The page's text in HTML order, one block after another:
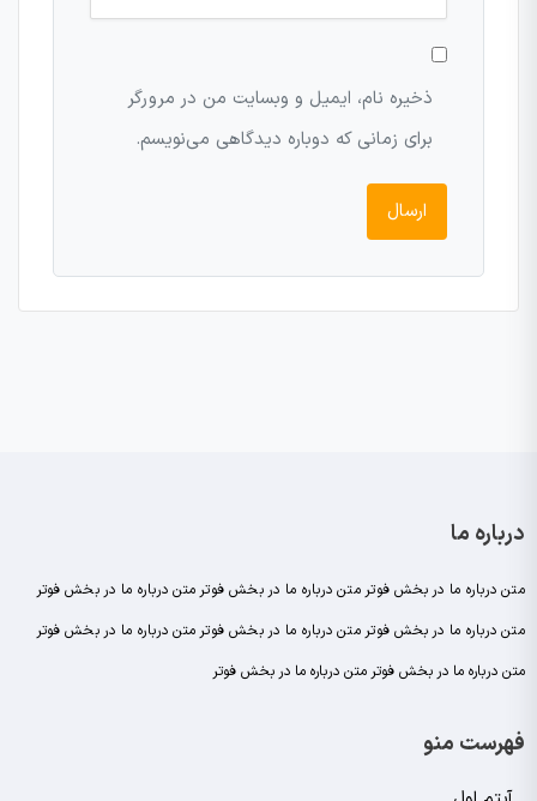
ذخیره نام، ایمیل و وبسایت من در مرورگر
برای زمانی که دوباره دیدگاهی می‌نویسم.
درباره ما
متن درباره ما در بخش فوتر متن درباره ما در بخش فوتر متن درباره ما در بخش فوتر
متن درباره ما در بخش فوتر متن درباره ما در بخش فوتر متن درباره ما در بخش فوتر
متن درباره ما در بخش فوتر متن درباره ما در بخش فوتر
فهرست منو